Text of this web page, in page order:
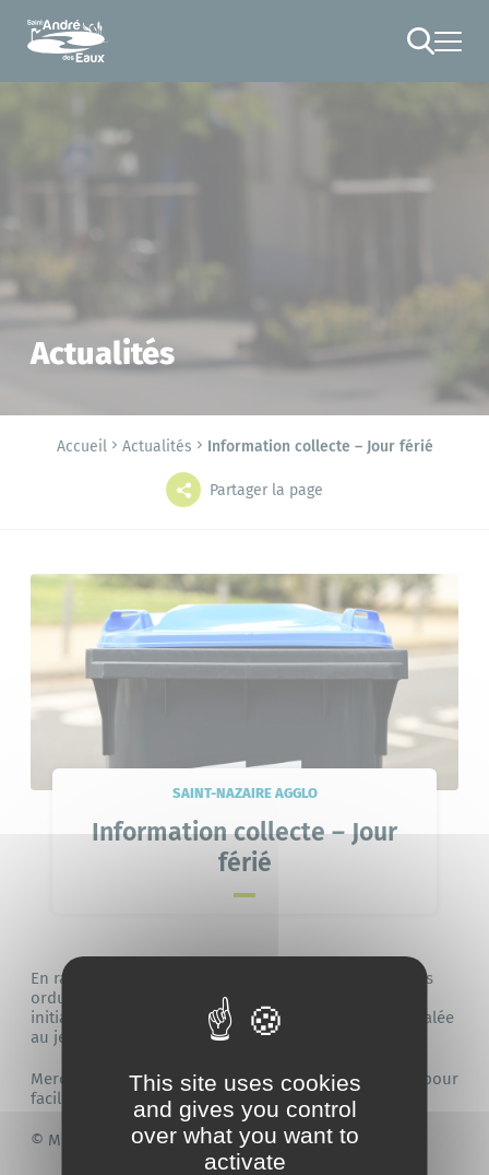
Actualités
Accueil Actualités Information collecte – Jour férié
Partager la page
SAINT-NAZAIRE AGGLO
Information collecte – Jour
férié
En raison du jour férié du 11 novembre, la collecte des
ordures ménagères et des déchets recyclables,
initialement prévue le mercredi 12 novembre, est décalée
au jeudi 13 novembre.
Merci de sortir vos poubelles et bacs la veille au soir pour
faciliter la collecte.
© Martin LAUNAY / Saint-Nazaire Agglo
Grands projets Mes démarches
L'annuaire Le portail famille
Bibliothèque
This site uses cookies
and gives you control
over what you want to
activate